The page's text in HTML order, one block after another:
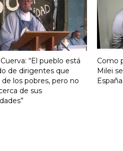
“El pueblo está
de dirigentes que
de los pobres, pero no
de sus
Como
Milei